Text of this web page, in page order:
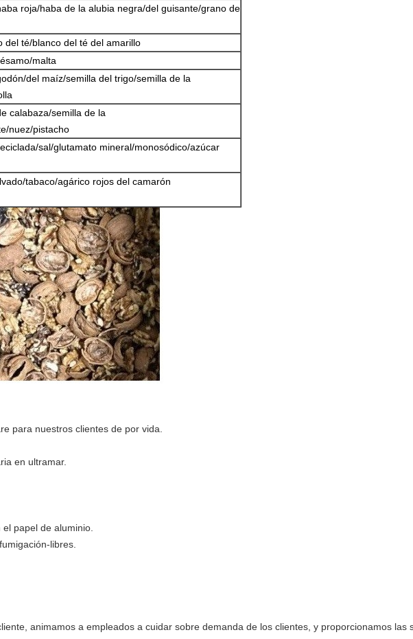
roja/haba de la alubia negra/del guisante/grano de
del té/blanco del té del amarillo
malta
del maíz/semilla del trigo/semilla de la
calabaza/semilla de la
nuez/pistacho
sal/glutamato mineral/monosódico/azúcar
tabaco/agárico rojos del camarón
para nuestros clientes de por vida.
en ultramar.
papel de aluminio.
libres.
animamos a empleados a cuidar sobre demanda de los clientes, y proporcionamos las